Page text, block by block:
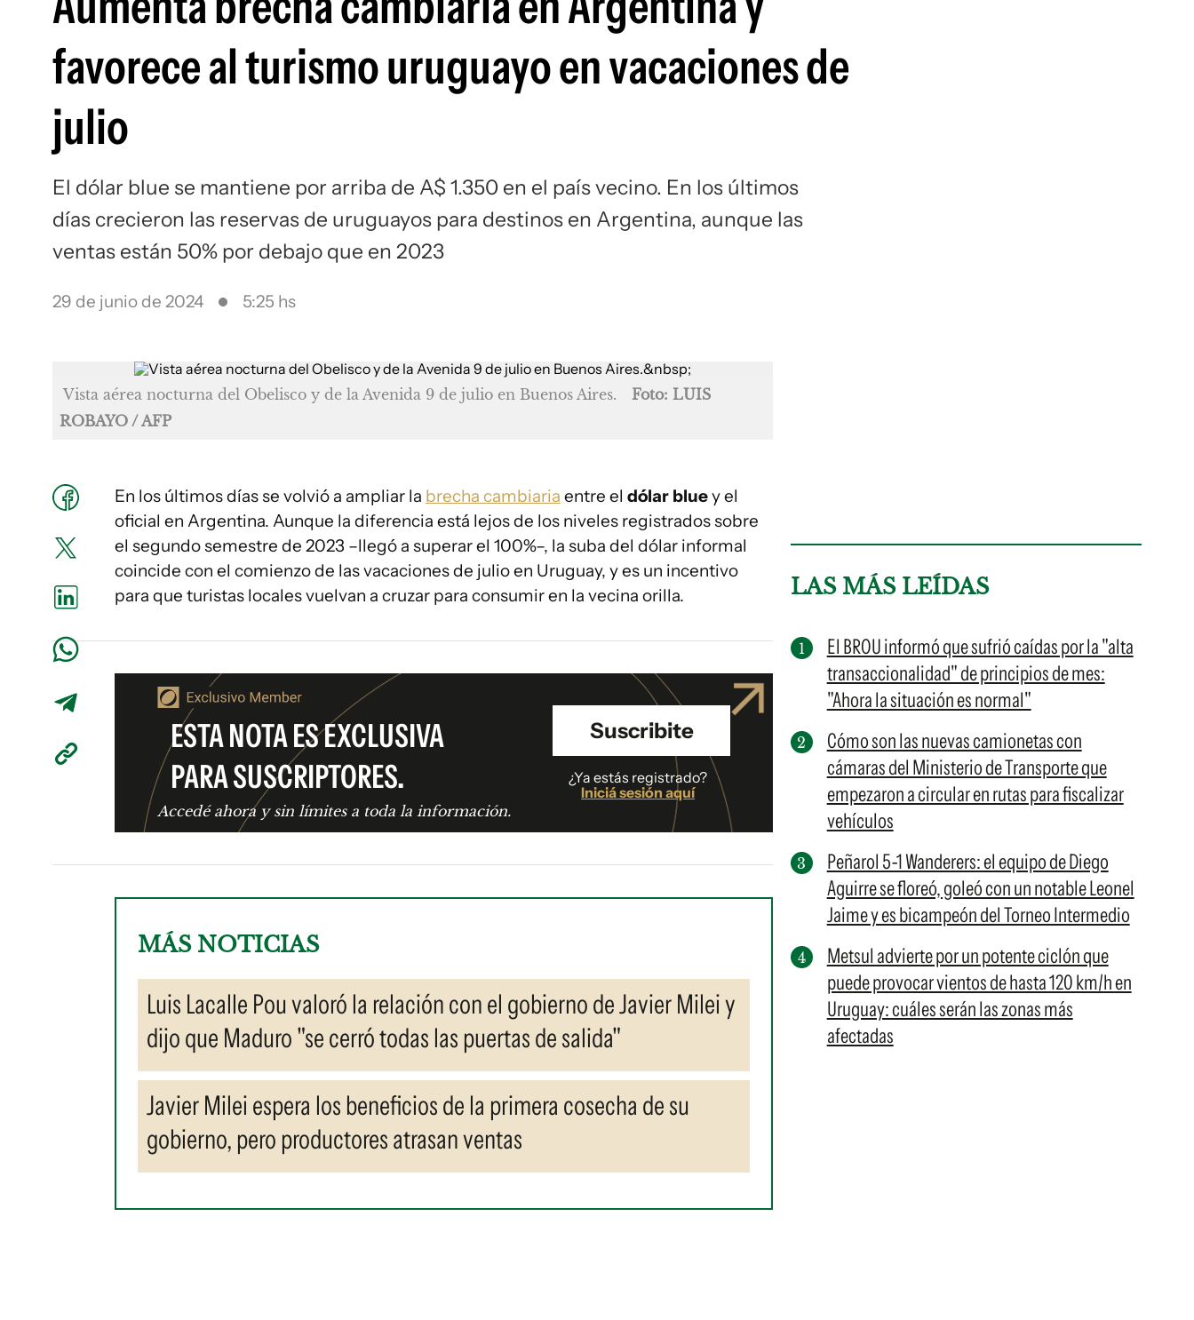
favorece al turismo uruguayo en vacaciones de
julio
El dólar blue se mantiene por arriba de A$ 1.350 en el país vecino. En los últimos
días crecieron las reservas de uruguayos para destinos en Argentina, aunque las
ventas están 50% por debajo que en 2023
29 de junio de 2024 5:25 hs
Vista aérea nocturna del Obelisco y de la Avenida 9 de julio en Buenos Aires.
Foto: LUIS
ROBAYO / AFP
En los últimos días se volvió a ampliar la brecha cambiaria entre el dólar bluey el
oficial en Argentina. Aunque la diferencia está lejos de los niveles registrados sobre
el segundo semestre de 2023 –llegó a superar el 100%–, la suba del dólar informal
coincide con el comienzo de las vacaciones de julio en Uruguay, y es un incentivo
para que turistas locales vuelvan a cruzar para consumir en la vecina orilla.
ESTA NOTA ES EXCLUSIVA
PARA SUSCRIPTORES.
Accedé ahora y sin límites a toda la información.
Suscribite
¿Ya estás registrado?
Iniciá sesión aquí
MÁS NOTICIAS
Luis Lacalle Pou valoró la relación con el gobierno de Javier Milei y
dijo que Maduro "se cerró todas las puertas de salida"
Javier Milei espera los beneficios de la primera cosecha de su
gobierno, pero productores atrasan ventas
LAS MÁS LEÍDAS
El BROU informó que sufrió caídas por la "alta
transaccionalidad" de principios de mes:
"Ahora la situación es normal"
Cómo son las nuevas camionetas con
cámaras del Ministerio de Transporte que
empezaron a circular en rutas para fiscalizar
vehículos
Peñarol 5-1 Wanderers: el equipo de Diego
Aguirre se floreó, goleó con un notable Leonel
Jaime y es bicampeón del Torneo Intermedio
Metsul advierte por un potente ciclón que
puede provocar vientos de hasta 120 km/h en
Uruguay: cuáles serán las zonas más
afectadas